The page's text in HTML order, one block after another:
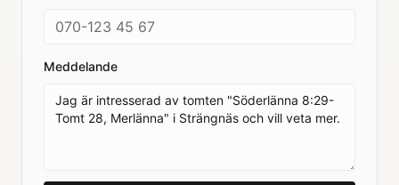
Meddelande